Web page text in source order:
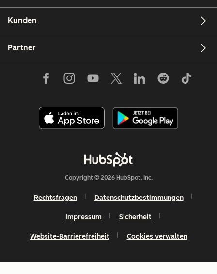
Kunden
Partner
Copyright © 2026 HubSpot, Inc.
Rechtsfragen Datenschutzbestimmungen
Impressum Sicherheit
Website-Barrierefreiheit Cookies verwalten